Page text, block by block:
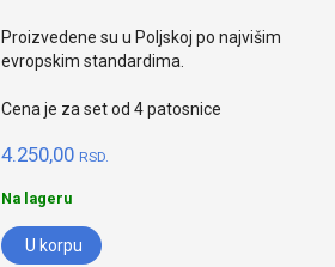
Proizvedene su u Poljskoj po najvišim
evropskim standardima.
Cena je za set od 4 patosnice
4.250,00 RSD.
Na lageru
U korpu